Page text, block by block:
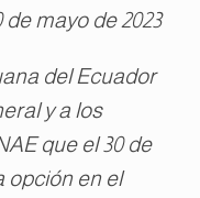
de mayo de 2023
del Ecuador
y a los
que el 30 de
opción en el